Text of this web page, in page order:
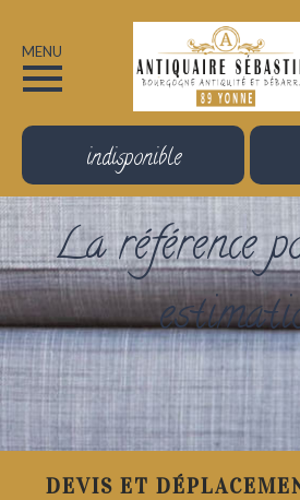
MENU
indisponible
La référence
DEVIS ET